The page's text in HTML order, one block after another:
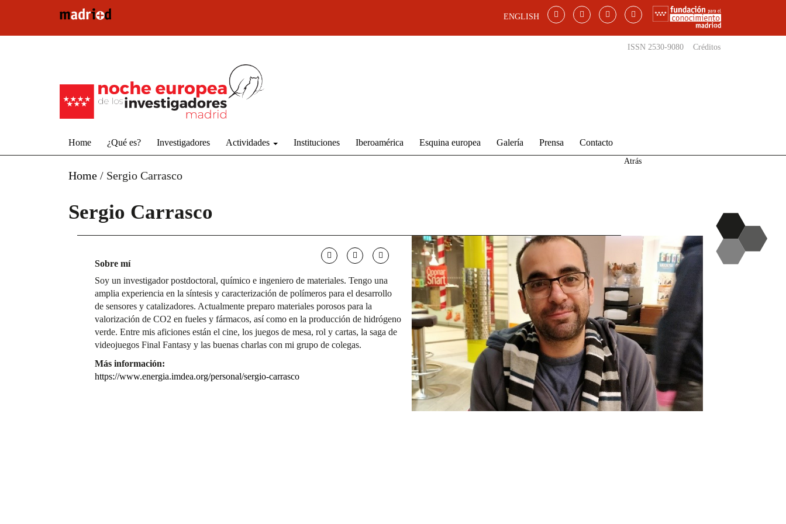
ENGLISH
ISSN 2530-9080 Créditos
Home ¿Qué es? Investigadores Actividades Instituciones Iberoamérica Esquina europea Galería Prensa Contacto
Home / Sergio Carrasco
Atrás
Sergio Carrasco
Sobre mí
Soy un investigador postdoctoral, químico e ingeniero de materiales. Tengo una
amplia experiencia en la síntesis y caracterización de polímeros para el desarrollo
de sensores y catalizadores. Actualmente preparo materiales porosos para la
valorización de CO2 en fueles y fármacos, así como en la producción de hidrógeno
verde. Entre mis aficiones están el cine, los juegos de mesa, rol y cartas, la saga de
videojuegos Final Fantasy y las buenas charlas con mi grupo de colegas.
Más información:
https://www.energia.imdea.org/personal/sergio-carrasco